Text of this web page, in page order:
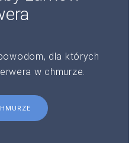
dla których
w chmurze.